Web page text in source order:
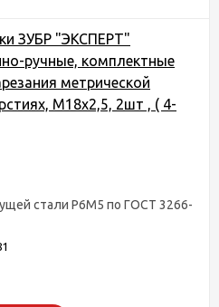
ЗУБР "ЭКСПЕРТ"
ручные, комплектные
метрической
М18х2,5, 2шт , ( 4-
стали Р6М5 по ГОСТ 3266-